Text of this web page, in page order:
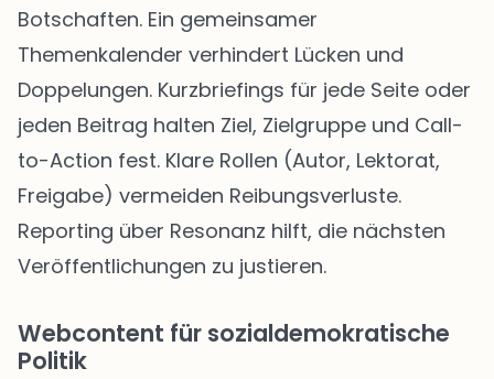
Botschaften. Ein gemeinsamer
Themenkalender verhindert Lücken und
Doppelungen. Kurzbriefings für jede Seite oder
jeden Beitrag halten Ziel, Zielgruppe und Call-
to-Action fest. Klare Rollen (Autor, Lektorat,
Freigabe) vermeiden Reibungsverluste.
Reporting über Resonanz hilft, die nächsten
Veröffentlichungen zu justieren.
Webcontent für sozialdemokratische
Politik